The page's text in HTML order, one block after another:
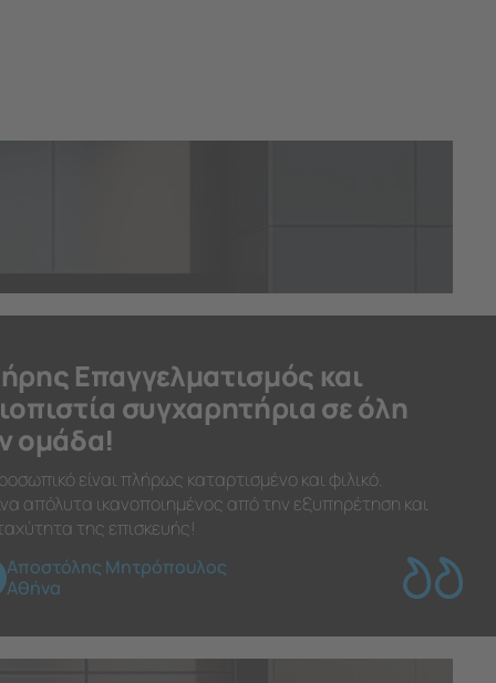
Επαγγελματισμός και
συγχαρητήρια σε όλη
ομάδα!
είναι πλήρως καταρτισμένο και φιλικό.
απόλυτα ικανοποιημένος από την εξυπηρέτηση και
της επισκευής!
Αποστόλης Μητρόπουλος
Αθήνα